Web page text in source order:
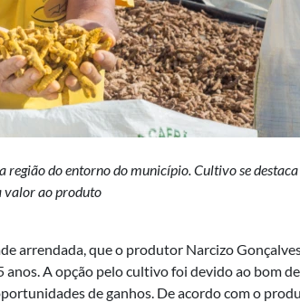
região do entorno do município. Cultivo se
valor ao produto
arrendada, que o produtor Narcizo
anos. A opção pelo cultivo foi devido ao bom
de ganhos. De acordo com o